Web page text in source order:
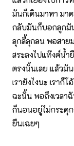
มันก็เดินมาหา มา
กลับมันก็บอกลูกมั
ลุกลี้ลุกลน พอสาย
สระลงไปแท๊งค์น้
ตรงนั้นเลย แล้วมั
เรายังไงนะ เราก็
ฉะนั้น พอถึงเวลา
ก็นอนอยู่ไม่กระดุ
ยืนเฉยๆ